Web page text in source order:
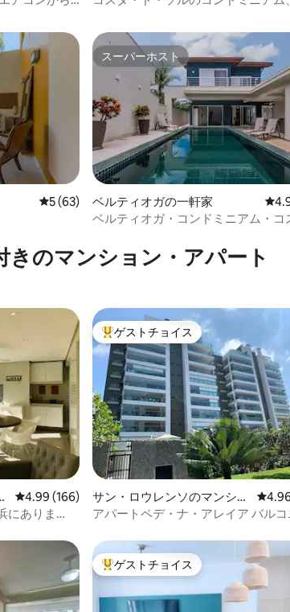
レビュー63件、5つ星中5つ星の平均評価
5 (63)
スーパーホスト
スーパーホスト
ベルティオガの一軒家 レ
ベルティオガ・コンドミニアム・コ
きのマンション・アパート
価レビュー166件、5つ星中4.99つ星の平均評価
4.99 (166)
にありま
大好評のゲストチョイスです。
ゲストチョイス
サン・ロウレンソのマンショ
ン・アパート
レビ
アパートペデ・ナ・アレイア バルコ
大好評のゲストチョイスです。
ゲストチョイス